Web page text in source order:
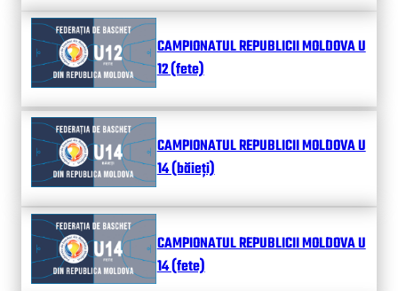
CAMPIONATUL REPUBLICII MOLDOVA U
12 (fete)
CAMPIONATUL REPUBLICII MOLDOVA U
14 (băieți)
CAMPIONATUL REPUBLICII MOLDOVA U
14 (fete)